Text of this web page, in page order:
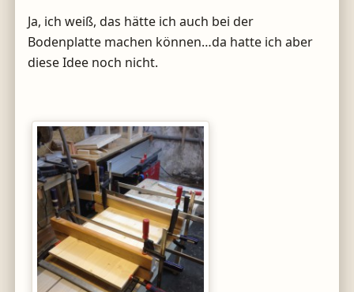
Ja, ich weiß, das hätte ich auch bei der
Bodenplatte machen können…da hatte ich aber
diese Idee noch nicht.